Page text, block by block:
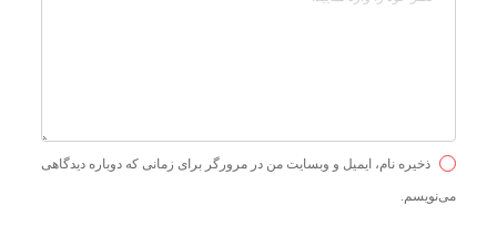
ذخیره نام، ایمیل و وبسایت من در مرورگر برای زمانی که دوباره دیدگاهی
می‌نویسم.